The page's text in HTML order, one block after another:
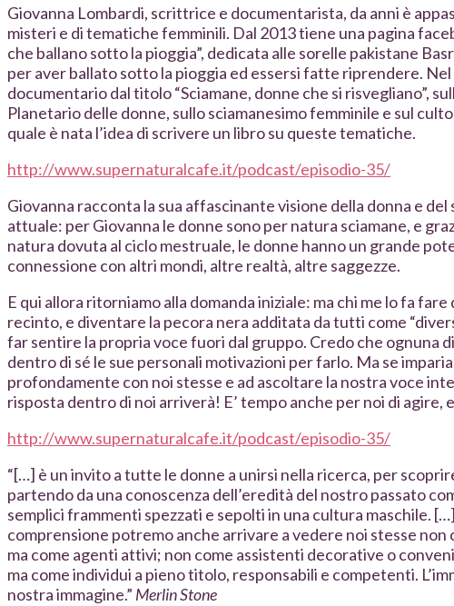
Giovanna Lombardi, scrittrice e documentarista, da anni è
misteri e di tematiche femminili. Dal 2013 tiene una pagina
che ballano sotto la pioggia”, dedicata alle sorelle pakistane
per aver ballato sotto la pioggia ed essersi fatte riprendere. Nel
documentario dal titolo “Sciamane, donne che si risvegliano”,
Planetario delle donne, sullo sciamanesimo femminile e sul
quale è nata l’idea di scrivere un libro su queste tematiche.
http://www.supernaturalcafe.it/podcast/episodio-35/
Giovanna racconta la sua affascinante visione della donna e
attuale: per Giovanna le donne sono per natura sciamane, e
natura dovuta al ciclo mestruale, le donne hanno un grande
connessione con altri mondi, altre realtà, altre saggezze.
E qui allora ritorniamo alla domanda iniziale: ma chi me lo fa
recinto, e diventare la pecora nera additata da tutti come
far sentire la propria voce fuori dal gruppo. Credo che ognuna
dentro di sé le sue personali motivazioni per farlo. Ma se
profondamente con noi stesse e ad ascoltare la nostra voce
risposta dentro di noi arriverà! E’ tempo anche per noi di agire,
http://www.supernaturalcafe.it/podcast/episodio-35/
“[…] è un invito a tutte le donne a unirsi nella ricerca, per
partendo da una conoscenza dell’eredità del nostro passato
semplici frammenti spezzati e sepolti in una cultura maschile.
comprensione potremo anche arrivare a vedere noi stesse
ma come agenti attivi; non come assistenti decorative o
ma come individui a pieno titolo, responsabili e competenti.
nostra immagine.” Merlin Stone